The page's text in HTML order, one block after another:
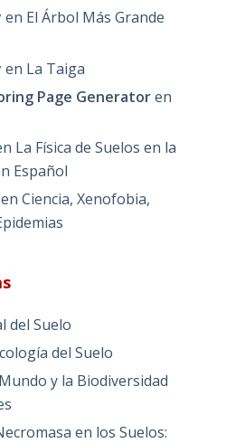
en El Árbol Más Grande
en La Taiga
Page Generatoren
La Física de Suelos en la
Español
enCiencia, Xenofobia,
del Suelo
del Suelo
y la Biodiversidad
en los Suelos: